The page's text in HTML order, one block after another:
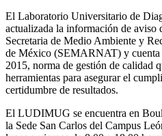
El Laboratorio Universitario de
actualizada la información de aviso
Secretaria de Medio Ambiente y
de México (SEMARNAT) y
2015, norma de gestión de calidad
herramientas para asegurar el
certidumbre de resultados.
El LUDIMUG se encuentra en
la Sede San Carlos del Campus